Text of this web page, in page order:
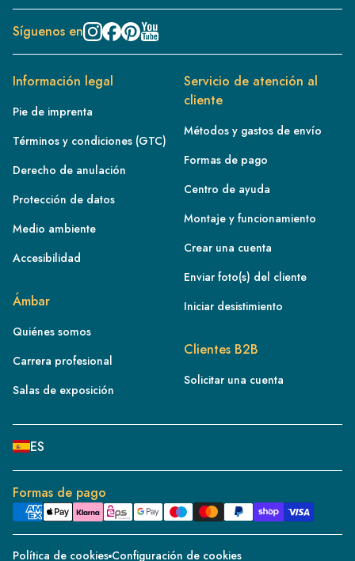
Síguenos en
Información legal
Pie de imprenta
Términos y condiciones (GTC)
Derecho de anulación
Protección de datos
Medio ambiente
Accesibilidad
Ámbar
Quiénes somos
Carrera profesional
Salas de exposición
Servicio de atención al
cliente
Métodos y gastos de envío
Formas de pago
Centro de ayuda
Montaje y funcionamiento
Crear una cuenta
Enviar foto(s) del cliente
Iniciar desistimiento
Clientes B2B
Solicitar una cuenta
ES
IE
IT
NL
ES
DE
CH
DK
Formas de pago
Política de cookies Configuración de cookies